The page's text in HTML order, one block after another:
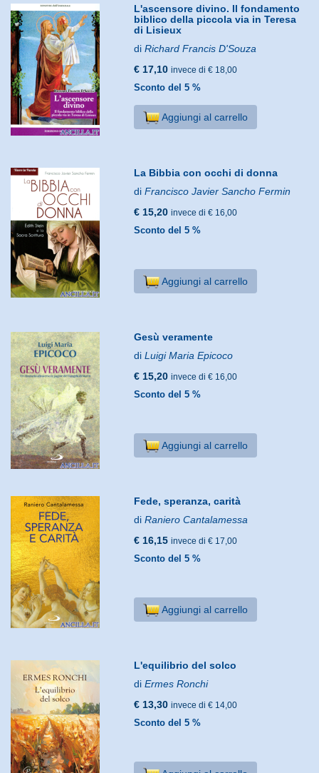
L'ascensore divino. Il fondamento
biblico della piccola via in Teresa
di Lisieux
diRichard Francis D'Souza
€ 17,10 invece di € 18,00
Sconto del 5 %
Aggiungi al carrello
La Bibbia con occhi di donna
diFrancisco Javier Sancho Fermin
€ 15,20 invece di € 16,00
Sconto del 5 %
Aggiungi al carrello
Gesù veramente
diLuigi Maria Epicoco
€ 15,20 invece di € 16,00
Sconto del 5 %
Aggiungi al carrello
Fede, speranza, carità
diRaniero Cantalamessa
€ 16,15 invece di € 17,00
Sconto del 5 %
Aggiungi al carrello
L'equilibrio del solco
diErmes Ronchi
€ 13,30 invece di € 14,00
Sconto del 5 %